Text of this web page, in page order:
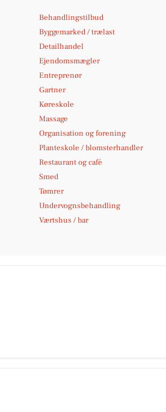
Behandlingstilbud
Byggemarked / trælast
Detailhandel
Ejendomsmægler
Entreprenør
Gartner
Køreskole
Massage
Organisation og forening
Planteskole / blomsterhandler
Restaurant og café
Smed
Tømrer
Undervognsbehandling
Værtshus / bar